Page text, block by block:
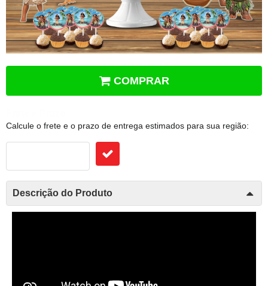
COMPRAR
Calcule o frete e o prazo de entrega estimados para sua região:
Descrição do Produto